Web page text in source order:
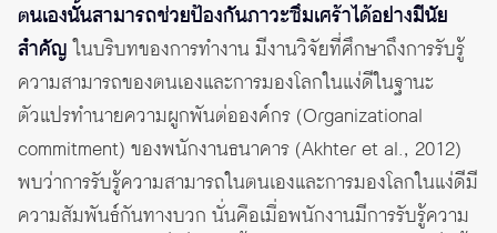
ตนเองนั้นสามารถช่วยป้องกันภาวะซึมเศร้าได้อย่างมีนัย
สำคัญในบริบทของการทำงาน มีงานวิจัยที่ศึกษาถึงการรับรู้
ความสามารถของตนเองและการมองโลกในแง่ดีในฐานะ
ตัวแปรทำนายความผูกพันต่อองค์กร (Organizational
commitment) ของพนักงานธนาคาร (Akhter et al., 2012)
พบว่าการรับรู้ความสามารถในตนเองและการมองโลกในแง่ดีมี
ความสัมพันธ์กันทางบวก นั่นคือเมื่อพนักงานมีการรับรู้ความ